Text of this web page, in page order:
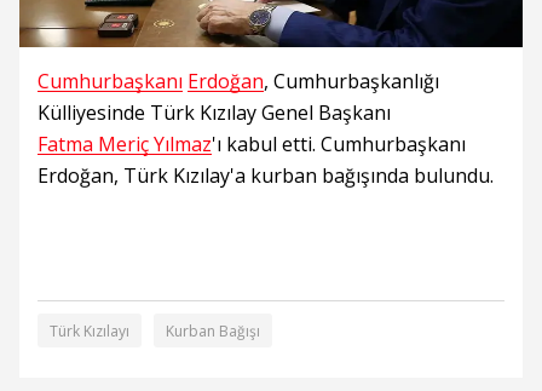
Cumhurbaşkanı Erdoğan, Cumhurbaşkanlığı
Külliyesinde Türk Kızılay Genel Başkanı
Fatma Meriç Yılmaz'ı kabul etti. Cumhurbaşkanı
Erdoğan, Türk Kızılay'a kurban bağışında bulundu.
Türk Kızılayı Kurban Bağışı